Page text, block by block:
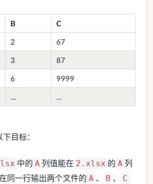
B C
2 67
3 87
6 9999
… …
目标：
中的 A 列值能在 2.xlsx 的 A 列
同一行输出两个文件的 A 、 B 、
C